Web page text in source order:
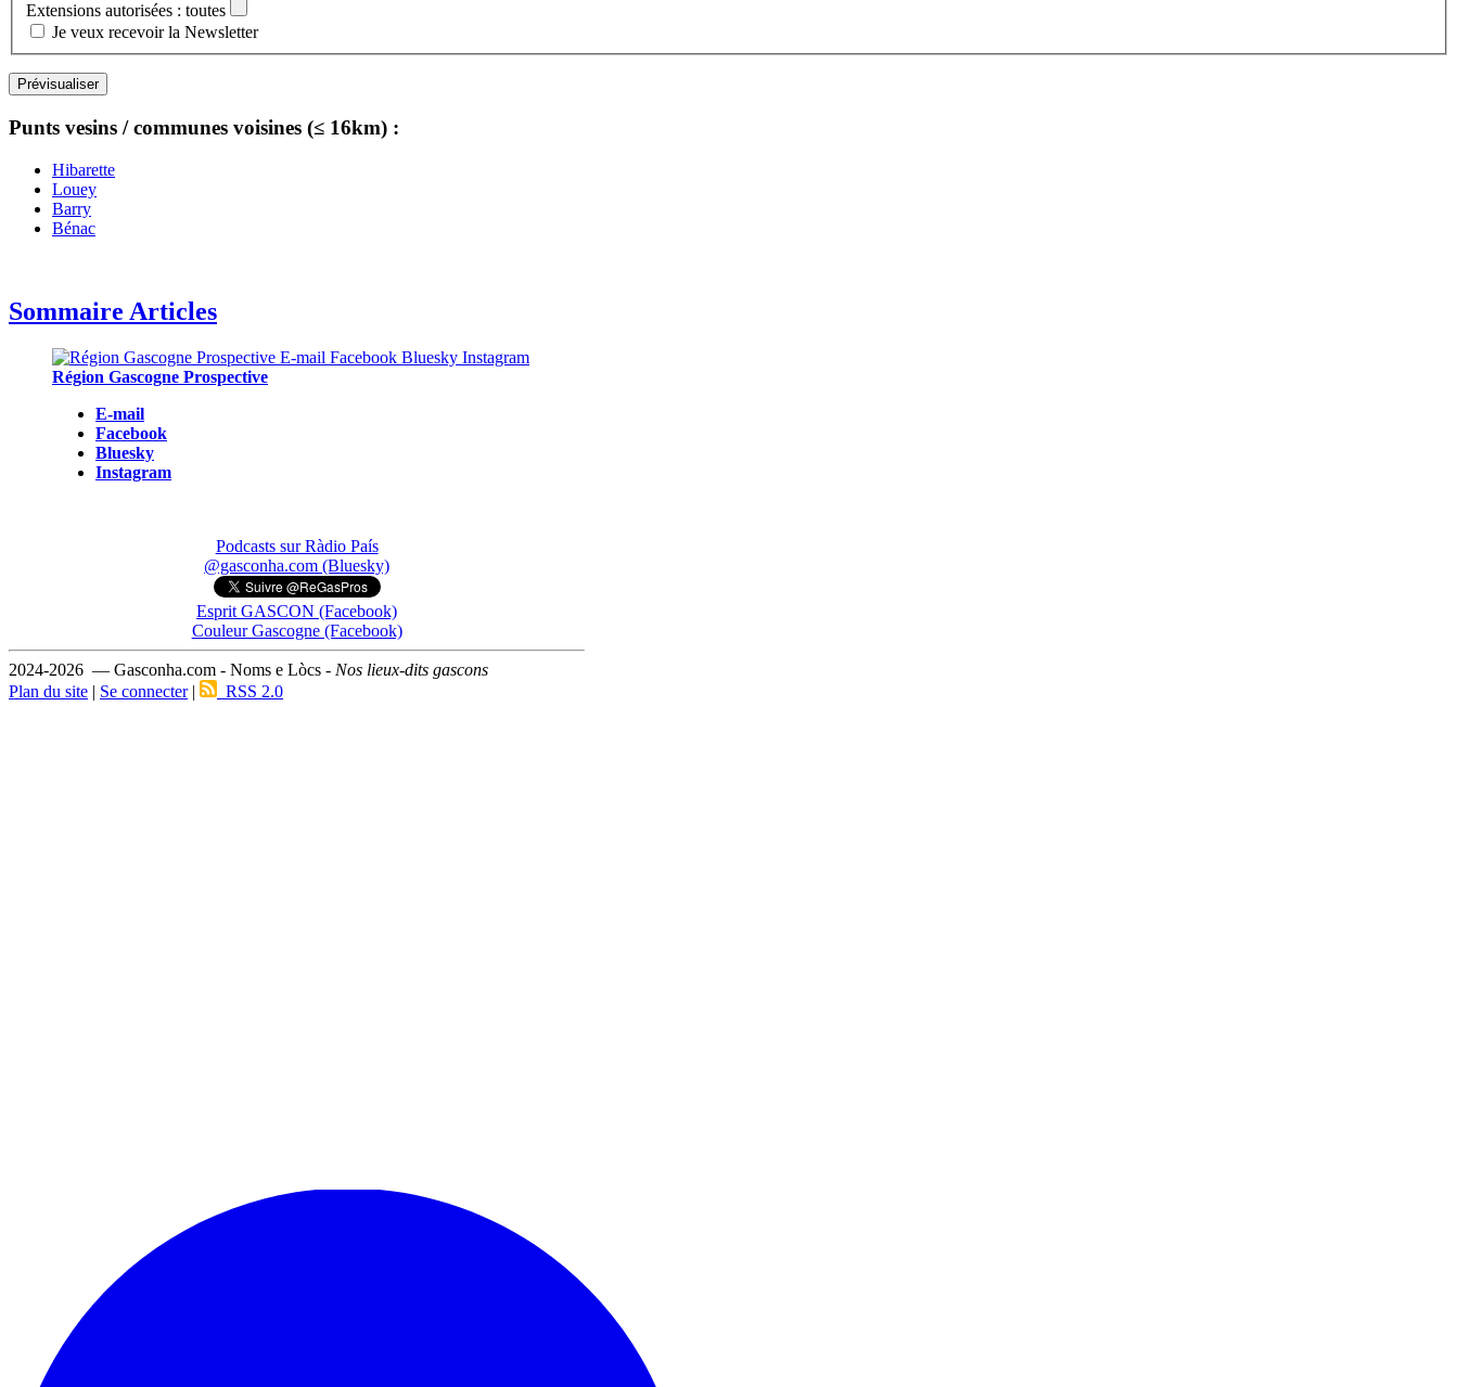
Extensions autorisées : toutes
Je veux recevoir la Newsletter
Punts vesins / communes voisines (≤ 16km) :
Hibarette
Louey
Barry
Bénac
Sommaire Articles
Région Gascogne Prospective
E-mail
Facebook
Bluesky
Instagram
Podcasts sur Ràdio País
@gasconha.com (Bluesky)
Esprit GASCON (Facebook)
Couleur Gascogne (Facebook)
2024-2026 — Gasconha.com - Noms e Lòcs - Nos lieux-dits gascons
Plan du site | Se connecter| RSS 2.0